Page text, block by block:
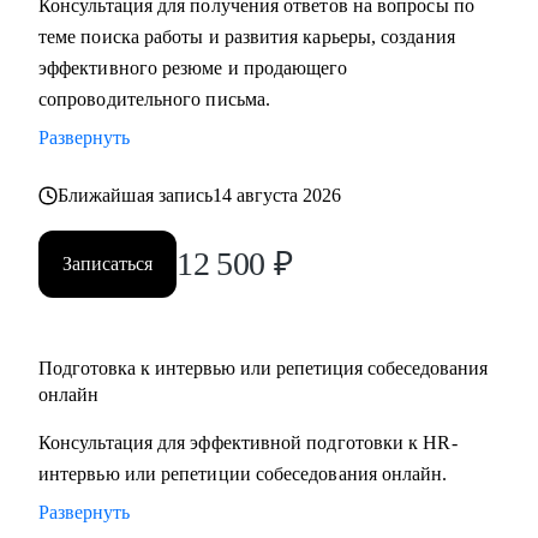
• Подготовлю вас к собеседованию и дам практические
рекомендации для успешного ведения сложных
в карьере, которая принесет вам максимальную
реализацию и доход
Разработаю быструю и эффективную стратегию поиска
новой работы
стали лучшим кандидатом в команде
• Разработаю личный пошаговый план (дорожную карту)
для быстрого и успешного перехода на новую, более
проверенные методики для преодоления выгорания и
Консультация для получения ответов на вопросы по
теме поиска работы и развития карьеры, создания
эффективного резюме и продающего
сопроводительного письма.
Развернуть
Ближайшая запись14 августа 2026
Записаться 12 500 ₽
Подготовка к интервью или репетиция собеседования
онлайн
Консультация для эффективной подготовки к HR-
интервью или репетиции собеседования онлайн.
Развернуть